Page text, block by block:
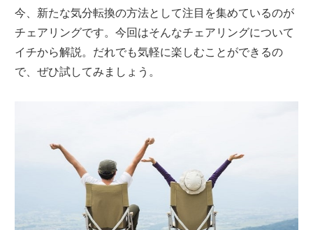
今、新たな気分転換の方法として注目を集めているのが
チェアリングです。今回はそんなチェアリングについて
イチから解説。だれでも気軽に楽しむことができるの
で、ぜひ試してみましょう。